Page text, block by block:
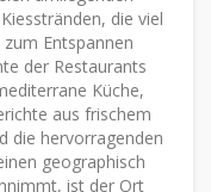
die viel
Entspannen
der Restaurants
Küche,
aus frischem
die hervorragenden
geographisch
ist der Ort